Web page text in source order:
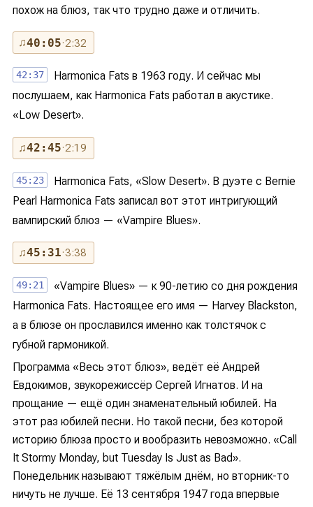
похож на блюз, так что трудно даже и отличить.
♫40:05· 2:32
42:37
Harmonica Fats в 1963 году. И сейчас мы
послушаем, как Harmonica Fats работал в акустике.
«Low Desert».
♫42:45· 2:19
45:23
Harmonica Fats, «Slow Desert». В дуэте с Bernie
Pearl Harmonica Fats записал вот этот интригующий
вампирский блюз — «Vampire Blues».
♫45:31· 3:38
49:21
«Vampire Blues» — к 90-летию со дня рождения
Harmonica Fats. Настоящее его имя — Harvey Blackston,
а в блюзе он прославился именно как толстячок с
губной гармоникой.
Программа «Весь этот блюз», ведёт её Андрей
Евдокимов, звукорежиссёр Сергей Игнатов. И на
прощание — ещё один знаменательный юбилей. На
этот раз юбилей песни. Но такой песни, без которой
историю блюза просто и вообразить невозможно. «Call
It Stormy Monday, but Tuesday Is Just as Bad».
Понедельник называют тяжёлым днём, но вторник-то
ничуть не лучше. Её 13 сентября 1947 года впервые